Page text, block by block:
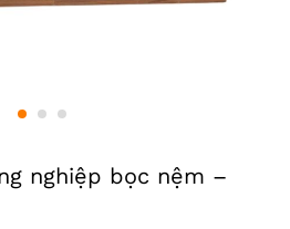
nghiệp bọc nệm –